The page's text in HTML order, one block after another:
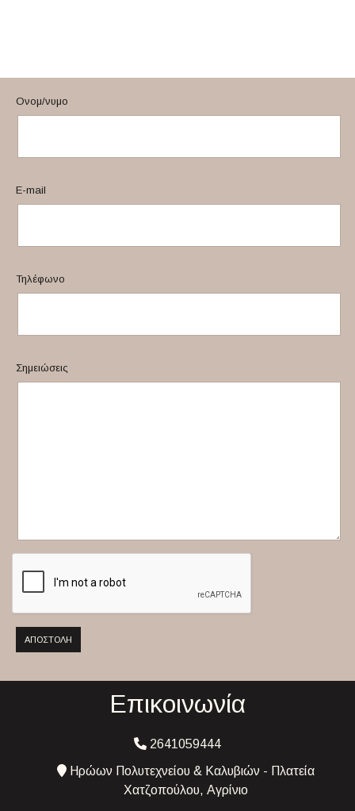
Ονομ/νυμο
E-mail
Τηλέφωνο
Σημειώσεις
ΑΠΟΣΤΟΛΉ
Επικοινωνία
2641059444
Ηρώων Πολυτεχνείου & Καλυβιών - Πλατεία
Χατζοπούλου, Αγρίνιο